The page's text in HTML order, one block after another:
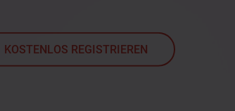
KOSTENLOS REGISTRIEREN